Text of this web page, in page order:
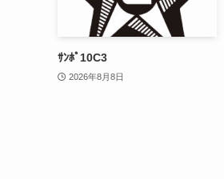
ｻﾝﾎﾟ10C3
2026年8月8日